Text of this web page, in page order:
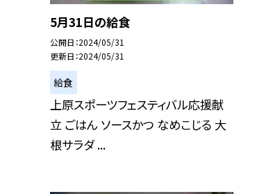
5月31日の給食
公開日 2024/05/31
更新日 2024/05/31
給食
上原スポーツフェスティバル応援献
立 ごはん ソースかつ なめこじる 大
根サラダ ...